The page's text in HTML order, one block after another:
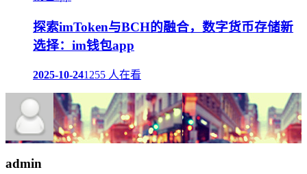
探索imToken与BCH的融合，数字货币存储新
选择：im钱包app
2025-10-241255 人在看
admin